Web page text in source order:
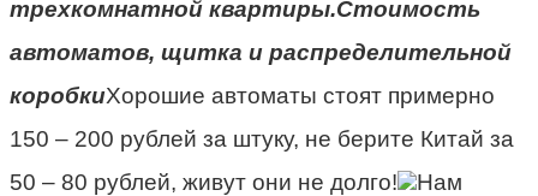
трехкомнатной квартиры.Стоимость
автоматов, щитка и распределительной
коробкиХорошие автоматы стоят примерно
150 – 200 рублей за штуку, не берите Китай за
50 – 80 рублей, живут они не долго!
Нам